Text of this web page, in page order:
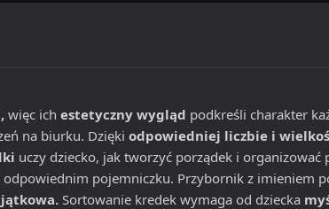
więc ich estetyczny wygląd podkreśli charakter
na biurku. Dzięki odpowiedniej liczbie i
uczy dziecko, jak tworzyć porządek i
pojemniczku. Przybornik z imieniem
Sortowanie kredek wymaga od dziecka